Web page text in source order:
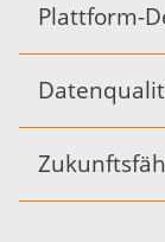
Plattform-